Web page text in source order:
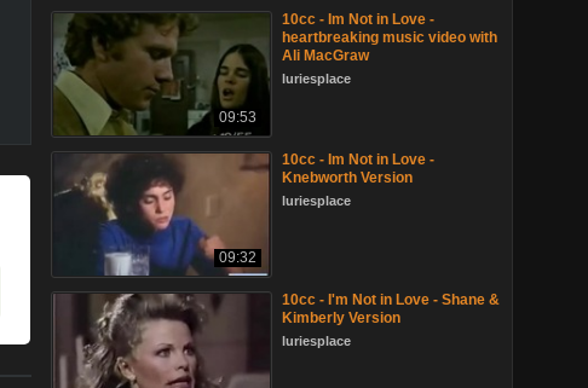
09:53
10cc - Im Not in Love -
heartbreaking music video with
Ali MacGraw
luriesplace
09:32
10cc - Im Not in Love -
Knebworth Version
luriesplace
10cc - I'm Not in Love - Shane &
Kimberly Version
luriesplace